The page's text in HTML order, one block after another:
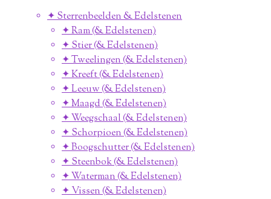
✦ Sterrenbeelden & Edelstenen
✦ Ram (& Edelstenen)
✦ Stier (& Edelstenen)
✦ Tweelingen (& Edelstenen)
✦ Kreeft (& Edelstenen)
✦ Leeuw (& Edelstenen)
✦ Maagd (& Edelstenen)
✦ Weegschaal (& Edelstenen)
✦ Schorpioen (& Edelstenen)
✦ Boogschutter (& Edelstenen)
✦ Steenbok (& Edelstenen)
✦ Waterman (& Edelstenen)
✦ Vissen (& Edelstenen)